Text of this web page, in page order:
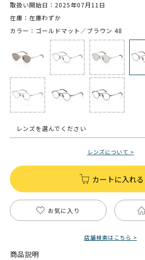
取扱い開始日：2025年07月11日
在庫：在庫わずか
カラー：ゴールドマット／ブラウン 48
レンズを選んでください
レンズについて >
カートに入れる
お気に入り
店舗検索はこちら >
商品説明